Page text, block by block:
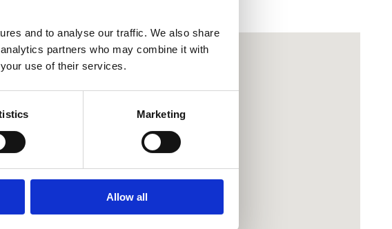
and to analyse our traffic. We also share
partners who may combine it with
use of their services.
Marketing
Allow all